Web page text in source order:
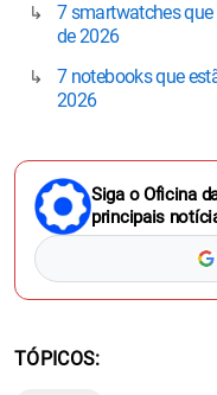
7 smartwatches
de 2026
7 notebooks que
2026
Siga o Oficina
principais
TÓPICOS